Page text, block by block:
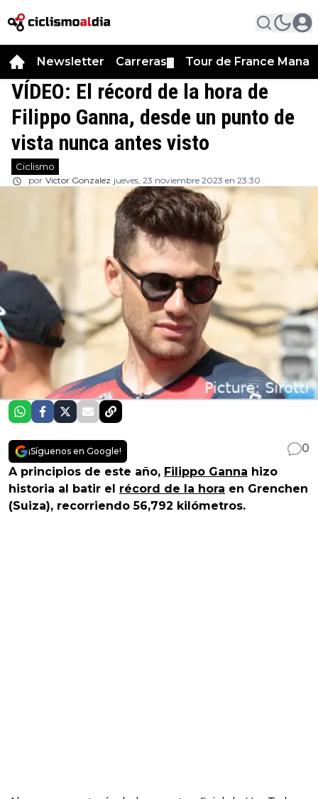
Newsletter Carreras Tour de France
VÍDEO: El récord de la hora de
Filippo Ganna, desde un punto de
vista nunca antes visto
Ciclismo
por Victor Gonzalez jueves, 23 noviembre 2023 en 23:30
¡Síguenos en Google!
0
A principios de este año, Filippo Ganna hizo
historia al batir el récord de la hora en Grenchen
(Suiza), recorriendo 56,792 kilómetros.